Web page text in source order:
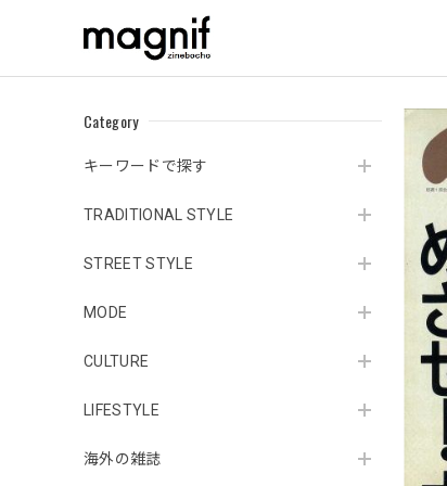
Category
キーワードで探す
TRADITIONAL STYLE
STREET STYLE
MODE
CULTURE
LIFESTYLE
海外の雑誌